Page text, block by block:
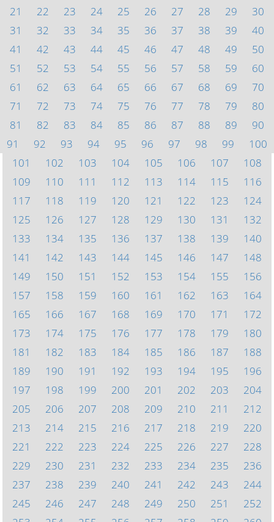
21
22 23 24 25 26 27 28 29
30
31
32 33 34 35 36 37 38 39
40
41
42 43 44 45 46 47 48 49
50
51
52 53 54 55 56 57 58 59
60
61
62 63 64 65 66 67 68 69
70
71
72 73 74 75 76 77 78 79
80
81
82 83 84 85 86 87 88 89
90
91
92 93 94 95 96 97 98 99
100
101
102 103 104 105 106 107
108
109
110 111 112 113 114 115
116
117
118 119 120 121 122 123
124
125
126 127 128 129 130 131
132
133
134 135 136 137 138 139
140
141
142 143 144 145 146 147
148
149
150 151 152 153 154 155
156
157
158 159 160 161 162 163
164
165
166 167 168 169 170 171
172
173
174 175 176 177 178 179
180
181
182 183 184 185 186 187
188
189
190 191 192 193 194 195
196
197
198 199 200 201 202 203
204
205
206 207 208 209 210 211
212
213
214 215 216 217 218 219
220
221
222 223 224 225 226 227
228
229
230 231 232 233 234 235
236
237
238 239 240 241 242 243
244
245
246 247 248 249 250 251
252